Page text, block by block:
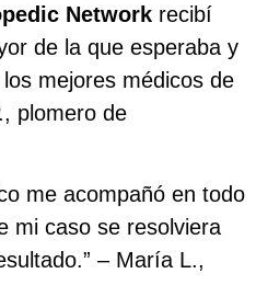
Network recibí
de la que esperaba y
mejores médicos de
plomero de
me acompañó en todo
mi caso se resolviera
– María L.,